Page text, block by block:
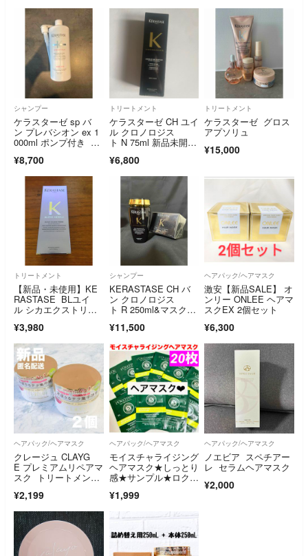
シャンプー
ケラスターゼ sp バ
ン プレバシオン ex 1
000ml ポンプ付き 国
¥8,700
トリートメント
ケラスターゼ CH ユイ
ル クロノロジス
ト N 75ml 新品未開
¥6,800
トリートメント
ケラスターゼ グロス
アプソリュ
¥15,000
トリートメント
【新品・未使用】KE
RASTASE BLユイ
ル シカエクストリー
¥3,980
シャンプー
KERASTASE CH バ
ン クロノロジス
ト R 250ml&マスク20
¥11,500
ヘアパック/ヘアマスク
激安【新品SALE】 オ
ンリー ONLEE ヘアマ
スクEX 2個セット
¥6,300
ヘアパック/ヘアマスク
クレージュ CLAYG
E プレミアムリペアマ
スク トリートメン
¥2,199
ヘアパック/ヘアマスク
モイスチャライジング
ヘアマスク★しっとり
感★サンプル★ロクシ
¥1,999
ヘアパック/ヘアマスク
ノエビア スペチアー
レ セラムヘアマスク
¥2,000